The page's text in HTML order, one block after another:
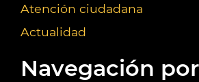
Atención ciudadana
Actualidad
Navegación